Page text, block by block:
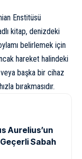
Enstitüsü
kitap, denizdeki
belirlemek için
hareket halindeki
başka bir cihaz
bırakmasıdır.
Aurelius’un
Sabah